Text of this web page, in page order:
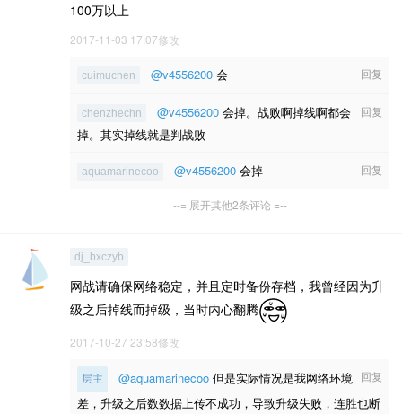
100万以上
2017-11-03 17:07修改
回复
cuimuchen @v4556200 会
回复
chenzhechn @v4556200 会掉。战败啊掉线啊都会
掉。其实掉线就是判战败
回复
aquamarinecoo @v4556200 会掉
--= 展开其他2条评论 =--
dj_bxczyb
网战请确保网络稳定，并且定时备份存档，我曾经因为升
级之后掉线而掉级，当时内心翻腾
2017-10-27 23:58修改
回复
层主 @aquamarinecoo 但是实际情况是我网络环境
差，升级之后数数据上传不成功，导致升级失败，连胜也断